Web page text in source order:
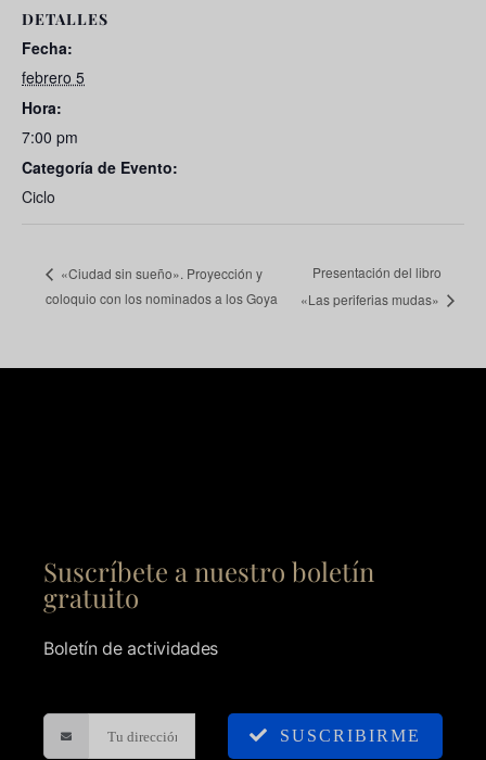
DETALLES
Fecha:
febrero 5
Hora:
7:00 pm
Categoría de Evento:
Ciclo
«Ciudad sin sueño». Proyección y
coloquio con los nominados a los Goya
Presentación del libro
«Las periferias mudas»
Suscríbete a nuestro boletín
gratuito
Boletín de actividades
SUSCRIBIRME